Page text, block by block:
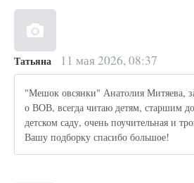
Татьяна 11 мая 2026, 08:37
"Мешок овсянки" Анатолия Митяева,
о ВОВ, всегда читаю детям, старшим
детском саду, очень поучительная и
Вашу подборку спасибо большое!